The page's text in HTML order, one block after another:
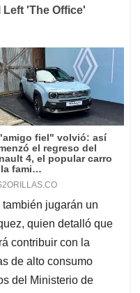
jugarán un
quien detalló que
contribuir con la
de alto consumo
del Ministerio de